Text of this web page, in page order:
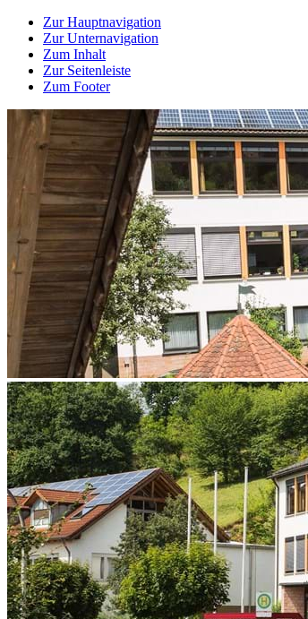
Zur Hauptnavigation
Zur Unternavigation
Zum Inhalt
Zur Seitenleiste
Zum Footer